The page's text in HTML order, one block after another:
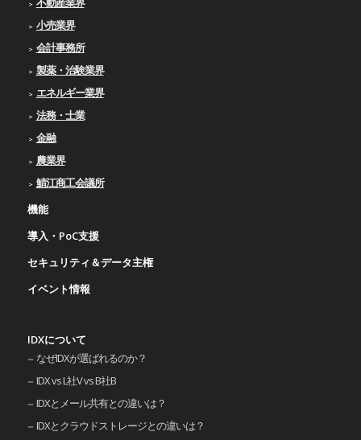
小売業界
会計事務所
製薬・治験業界
エネルギー業界
法務・士業
金融
農業界
鯖江商工会議所
機能
導入・PoC支援
セキュリティ＆データ主権
イベント情報
IDXについて
なぜIDXが選ばれるのか？
IDX vs L社V vs B社B
IDXとメール共有との違いは？
IDXとクラウドストレージとの違いは？